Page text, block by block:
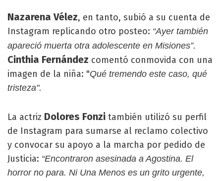
Nazarena Vélez, en tanto, subió a su cuenta de
Instagram replicando otro posteo: “Ayer también
apareció muerta otra adolescente en Misiones”.
Cinthia Fernández comentó conmovida con una
imagen de la niña: "Qué tremendo este caso, qué
tristeza".
La actriz Dolores Fonzi también utilizó su perfil
de Instagram para sumarse al reclamo colectivo
y convocar su apoyo a la marcha por pedido de
Justicia: “Encontraron asesinada a Agostina. El
horror no para. Ni Una Menos es un grito urgente,